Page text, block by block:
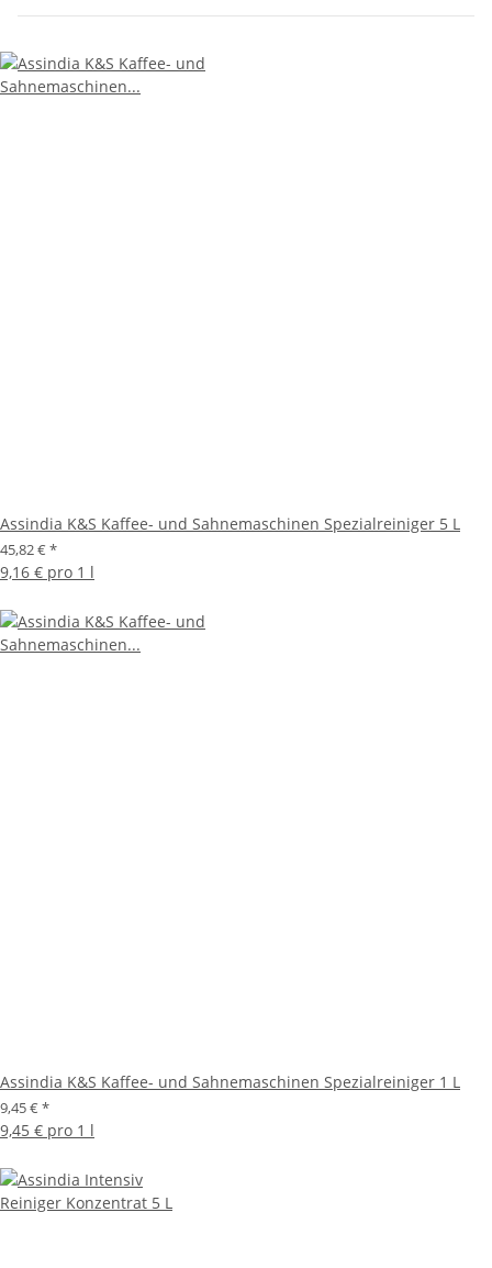
Assindia K&S Kaffee- und Sahnemaschinen Spezialreiniger 5 L
45,82 € *
9,16 € pro 1 l
Assindia K&S Kaffee- und Sahnemaschinen Spezialreiniger 1 L
9,45 € *
9,45 € pro 1 l